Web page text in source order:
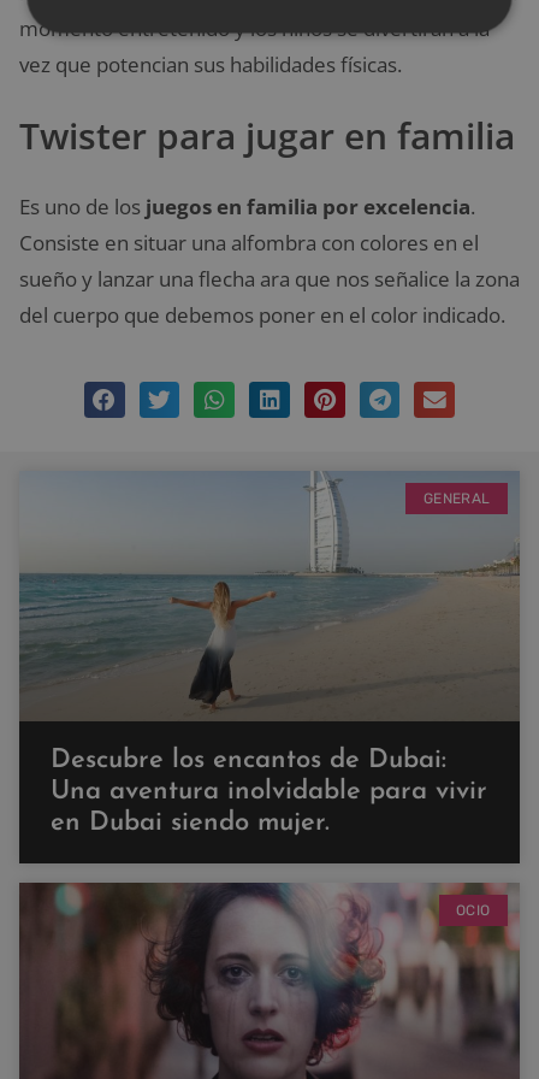
momento entretenido y los niños se divertirán a la
vez que potencian sus habilidades físicas.
Twister para jugar en familia
Es uno de los juegos en familia por excelencia.
Consiste en situar una alfombra con colores en el
sueño y lanzar una flecha ara que nos señalice la zona
del cuerpo que debemos poner en el color indicado.
GENERAL
Descubre los encantos de Dubai:
Una aventura inolvidable para vivir
en Dubai siendo mujer.
OCIO